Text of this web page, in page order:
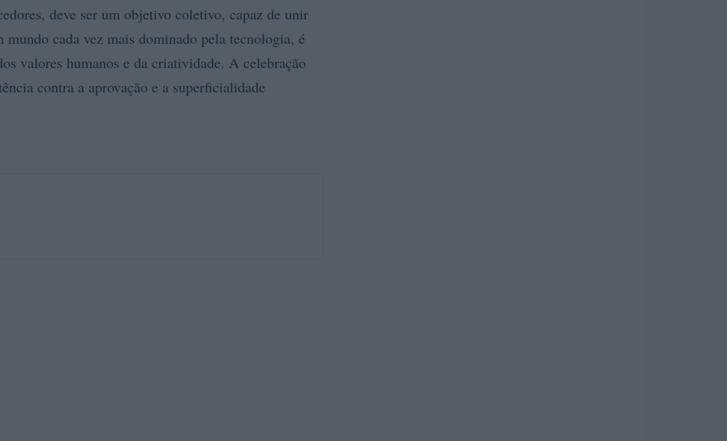
deve ser um objetivo coletivo, capaz de unir
mundo cada vez mais dominado pela tecnologia, é
valores humanos e da criatividade. A celebração
contra a aprovação e a superficialidade